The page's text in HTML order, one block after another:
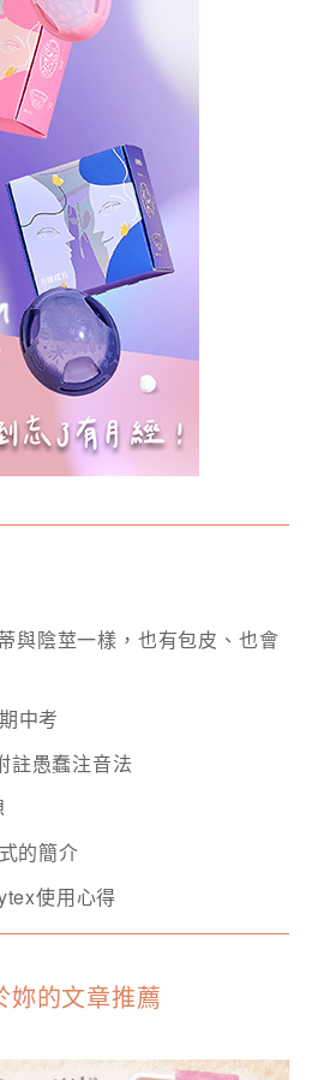
與陰莖一樣，也有包皮、也會
中考
註愚蠢注音法
的簡介
使用心得
妳的文章推薦